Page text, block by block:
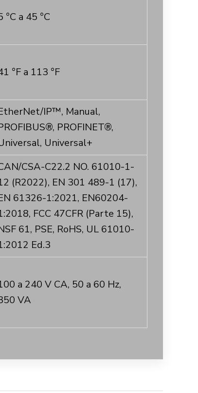
°C a 45 °C
°F a 113 °F
IP™, Manual,
PROFINET®,
Universal+
CSA-C22.2 NO. 61010-1-
(R2022), EN 301 489-1 (17),
61326-1:2021, EN60204-
FCC 47CFR (Parte 15),
61, PSE, RoHS, UL 61010-
Ed.3
a 240 V CA, 50 a 60 Hz,
VA